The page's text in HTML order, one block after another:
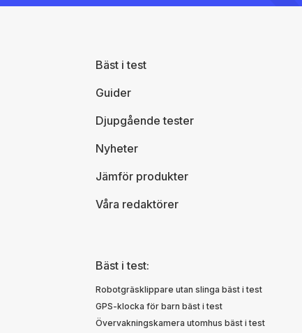
Bäst i test
Guider
Djupgående tester
Nyheter
Jämför produkter
Våra redaktörer
Bäst i test:
Robotgräsklippare utan slinga bäst i test
GPS-klocka för barn bäst i test
Övervakningskamera utomhus bäst i test